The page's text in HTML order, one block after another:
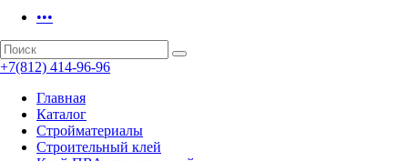
•••
+7(812) 414-96-96
Главная
Каталог
Стройматериалы
Строительный клей